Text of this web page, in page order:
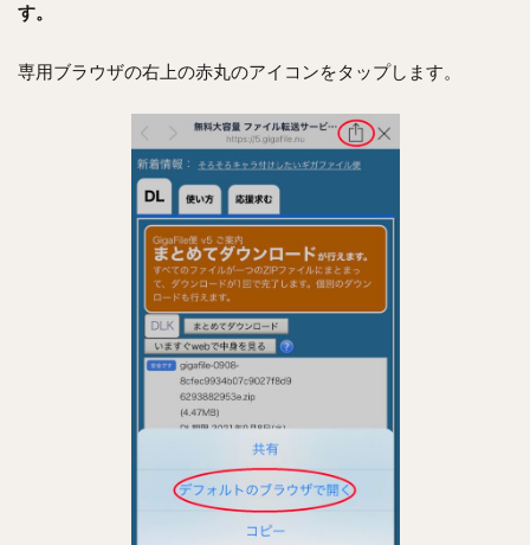
す。
専用ブラウザの右上の赤丸のアイコンをタップします。